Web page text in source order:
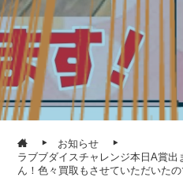
お知らせ
ラブブダイスチャレンジ本日A賞出
ん！色々買取もさせていただいた